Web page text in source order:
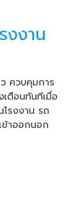
งงาน
ควบคุมการ
ตือนทันทีเมื่อ
รงงาน รถ
าออกนอก